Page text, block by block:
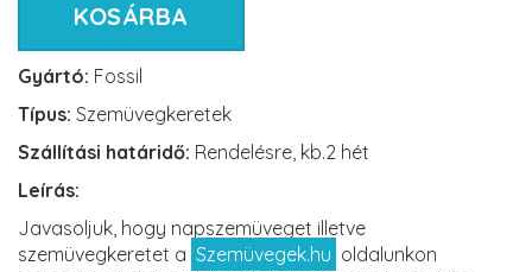
KOSÁRBA
Gyártó: Fossil
Típus: Szemüvegkeretek
Szállítási határidő: Rendelésre, kb.2 hét
Leírás:
Javasoljuk, hogy napszemüveget illetve
szemüvegkeretet a Szemüvegek.hu oldalunkon